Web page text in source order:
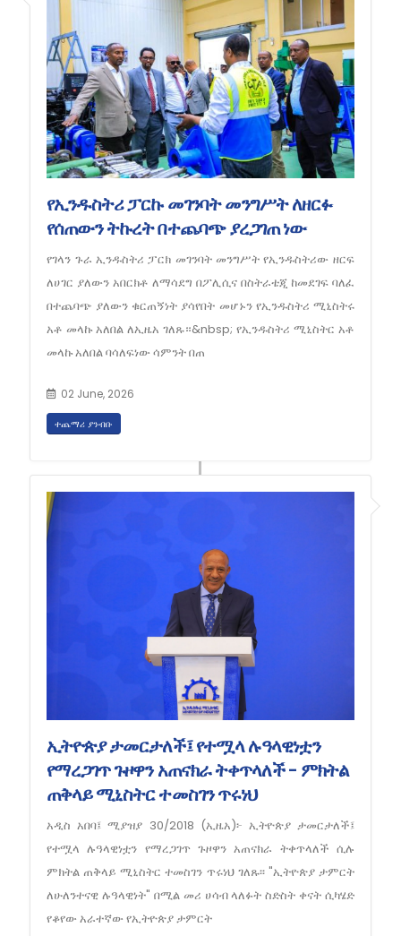
የኢንዱስትሪ ፓርኩ መገንባት መንግሥት ለዘርፉ
የሰጠውን ትኩረት በተጨባጭ ያረጋገጠ ነው
የገላን ጉራ ኢንዱስትሪ ፓርክ መገንባት መንግሥት የኢንዱስትሪው ዘርፍ
ለሀገር ያለውን አበርክቶ ለማሳደግ በፖሊሲና በስትራቴጂ ከመደገፍ ባለፈ
በተጨባጭ ያለውን ቁርጠኝነት ያሳየበት መሆኑን የኢንዱስትሪ ሚኒስትሩ
አቶ መላኩ አለበል ለኢዜአ ገለጹ።&nbsp; የኢንዱስትሪ ሚኒስትር አቶ
መላኩ አለበል ባሳለፍነው ሳምንት በጠ
02 June, 2026
ተጨማሪ ያንብቡ
ኢትዮጵያ ታመርታለች፤ የተሟላ ሉዓላዊነቷን
የማረጋገጥ ጉዞዋን አጠናክራ ትቀጥላለች - ምክትል
ጠቅላይ ሚኒስትር ተመስገን ጥሩነህ
አዲስ አበባ፤ ሚያዝያ 30/2018 (ኢዜአ)፦ ኢትዮጵያ ታመርታለች፤
የተሟላ ሉዓላዊነቷን የማረጋገጥ ጉዞዋን አጠናክራ ትቀጥላለች ሲሉ
ምክትል ጠቅላይ ሚኒስትር ተመስገን ጥሩነህ ገለጹ፡፡ "ኢትዮጵያ ታምርት
ለሁለንተናዊ ሉዓላዊነት" በሚል መሪ ሀሳብ ላለፉት ስድስት ቀናት ሲካሄድ
የቆየው አራተኛው የኢትዮጵያ ታምርት